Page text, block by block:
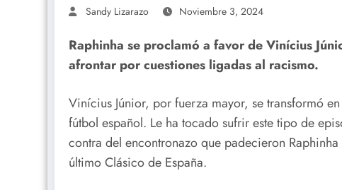
Sandy Lizarazo Noviembre 3, 2024
Raphinha se proclamó a favor de Vinícius
afrontar por cuestiones ligadas al racismo.
Vinícius Júnior, por fuerza mayor, se transformó
fútbol español. Le ha tocado sufrir este tipo de
contra del encontronazo que padecieron
último Clásico de España.